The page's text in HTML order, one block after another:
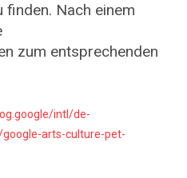
finden. Nach einem
zum entsprechenden
intl/de-
arts-culture-pet-